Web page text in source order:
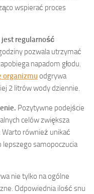
wspierać proces
jest regularność
pozwala utrzymać
napadom głodu.
organizmuodgrywa
2 litrów wody dziennie.
Pozytywne podejście
celów zwiększa
Warto również unikać
lepszego samopoczucia
nie tylko na ogólne
Odpowiednia ilość snu